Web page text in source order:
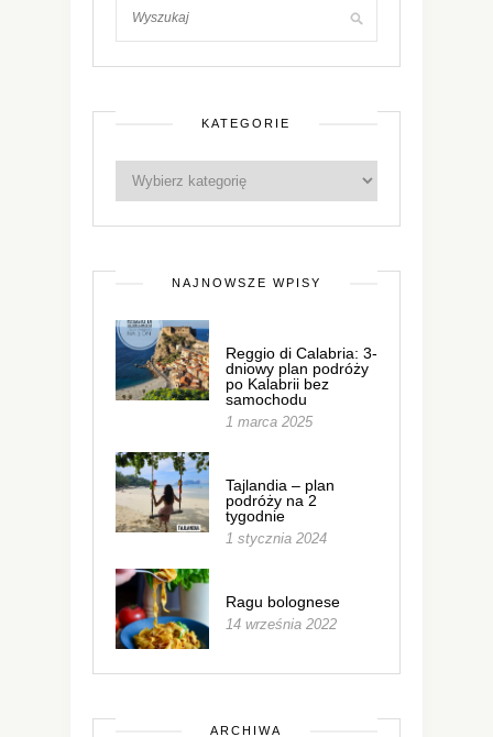
KATEGORIE
NAJNOWSZE WPISY
Reggio di Calabria: 3-
dniowy plan podróży
po Kalabrii bez
samochodu
1 marca 2025
Tajlandia – plan
podróży na 2
tygodnie
1 stycznia 2024
Ragu bolognese
14 września 2022
ARCHIWA